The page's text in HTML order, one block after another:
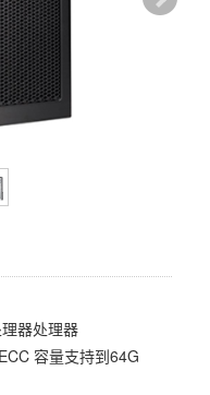
器处理器
容量支持到64G